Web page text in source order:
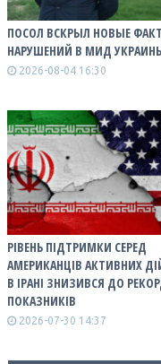
ПОСОЛ ВСКРЫЛ НОВЫЕ
НАРУШЕНИЙ В МИД
2026-08-04 16:30
РІВЕНЬ ПІДТРИМКИ СЕРЕД
АМЕРИКАНЦІВ АКТИВНИХ
В ІРАНІ ЗНИЗИВСЯ ДО
ПОКАЗНИКІВ
2026-07-30 14:37